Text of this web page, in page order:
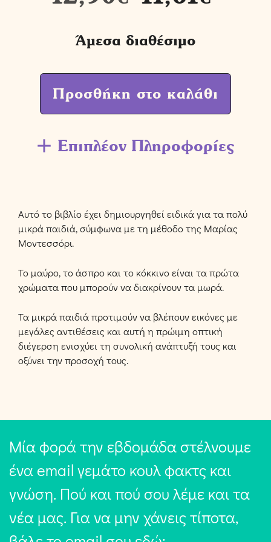
Άμεσα διαθέσιμο
Προσθήκη στο καλάθι
Επιπλέον Πληροφορίες
Αυτό το βιβλίο έχει δημιουργηθεί ειδικά για τα πολύ
μικρά παιδιά, σύμφωνα με τη μέθοδο της Μαρίας
Μοντεσσόρι.
Το μαύρο, το άσπρο και το κόκκινο είναι τα πρώτα
χρώματα που μπορούν να διακρίνουν τα μωρά.
Τα μικρά παιδιά προτιμούν να βλέπουν εικόνες με
μεγάλες αντιθέσεις και αυτή η πρώιμη οπτική
διέγερση ενισχύει τη συνολική ανάπτυξή τους και
οξύνει την προσοχή τους.
Μία φορά την εβδομάδα στέλνουμε
ένα email γεμάτο κουλ φακτς και
γνώση. Πού και πού σου λέμε και τα
νέα μας. Για να μην χάνεις τίποτα,